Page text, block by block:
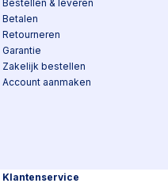
Bestellen & leveren
Betalen
Retourneren
Garantie
Zakelijk bestellen
Account aanmaken
Klantenservice